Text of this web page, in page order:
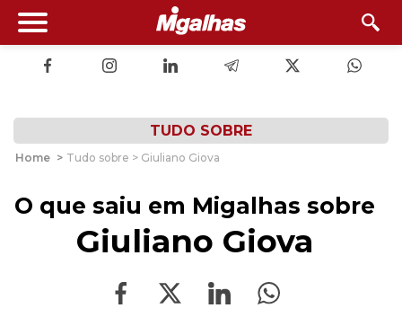
TUDO SOBRE
Home > Tudo sobre > Giuliano Giova
O que saiu em Migalhas sobre
Giuliano Giova